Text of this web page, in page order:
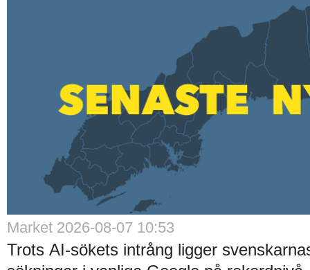
Market 2026-08-07 10:53
Trots AI-sökets intrång ligger